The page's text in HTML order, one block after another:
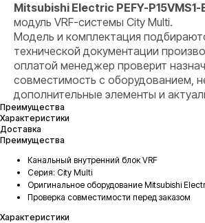
Mitsubishi Electric PEFY-P15VMS1-
модуль VRF-системы City Multi.
Модель и комплектация
технической документации
оплатой менеджер проверит
совместимость с оборудованием,
дополнительные элементы и
Преимущества
Характеристики
Доставка
Преимущества
Канальный внутренний блок VRF
Серия: City Multi
Оригинальное оборудование Mitsubishi
Проверка совместимости перед заказом
Характеристики